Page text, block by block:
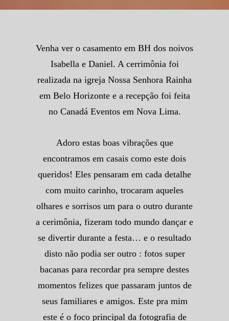
Venha ver o casamento em BH dos noivos
Isabella e Daniel. A cerrimônia foi
realizada na igreja Nossa Senhora Rainha
em Belo Horizonte e a recepção foi feita
no Canadá Eventos em Nova Lima.
Adoro estas boas vibrações que
encontramos em casais como este dois
queridos! Eles pensaram em cada detalhe
com muito carinho, trocaram aqueles
olhares e sorrisos um para o outro durante
a cerimônia, fizeram todo mundo dançar e
se divertir durante a festa… e o resultado
disto não podia ser outro : fotos super
bacanas para recordar pra sempre destes
momentos felizes que passaram juntos de
seus familiares e amigos. Este pra mim
este é o foco principal da fotografia de